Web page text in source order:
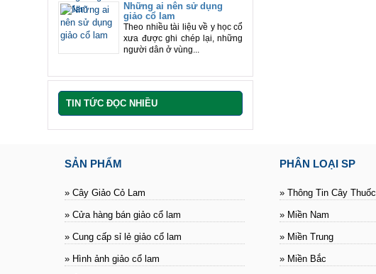
Những ai nên sử dụng
giảo cổ lam
Theo nhiều tài liệu về y học cổ
xưa được ghi chép lại, những
người dân ở vùng...
TIN TỨC ĐỌC NHIỀU
SẢN PHẨM
» Cây Giảo Cỏ Lam
» Cửa hàng bán giảo cổ lam
» Cung cấp sỉ lẻ giảo cổ lam
» Hình ảnh giảo cổ lam
PHÂN LOẠI SP
» Thông Tin Cây Thuốc
» Miền Nam
» Miền Trung
» Miền Bắc